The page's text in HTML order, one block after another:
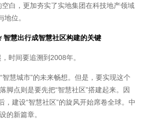
白，更加夯实了实地集团在科技地产领域
地位。
智慧出行成智慧社区构建的关键
时间要追溯到2008年。
智慧城市”的未来畅想。但是，要实现这个
脚点则是要先把“智慧社区”搭建起来。因
，建设“智慧社区”的旋风开始席卷全球。中
的新篇章。